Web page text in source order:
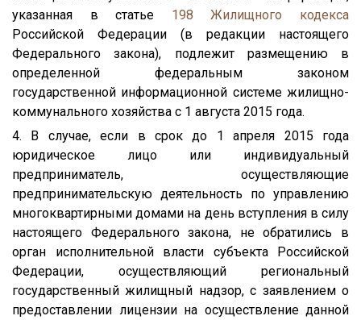
указанная в статье 198
Жилищного кодекса
Российской Федерации (в редакции настоящего
Федерального закона), подлежит размещению в
определенной федеральным законом
государственной информационной системе жилищно-
коммунального хозяйства с 1 августа 2015 года.
4. В случае, если в срок до 1 апреля 2015 года
юридическое лицо или индивидуальный
предприниматель, осуществляющие
предпринимательскую деятельность по управлению
многоквартирными домами на день вступления в силу
настоящего Федерального закона, не обратились в
орган исполнительной власти субъекта Российской
Федерации, осуществляющий региональный
государственный жилищный надзор, с заявлением о
предоставлении лицензии на осуществление данной